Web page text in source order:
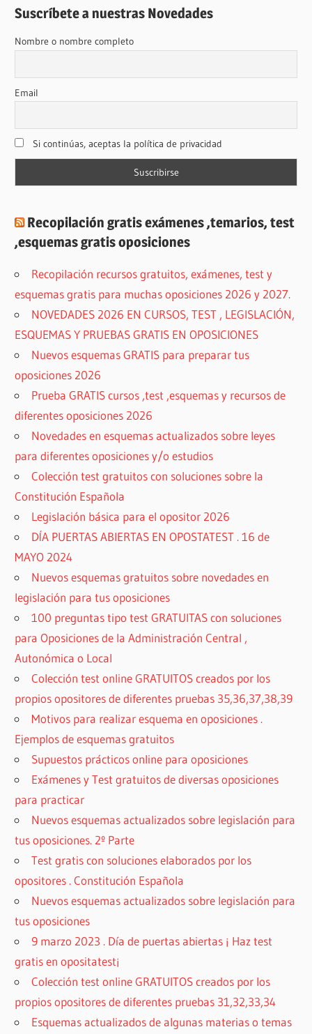
Suscríbete a nuestras Novedades
Nombre o nombre completo
Email
Si continúas, aceptas la política de privacidad
Recopilación gratis exámenes ,temarios, test
,esquemas gratis oposiciones
Recopilación recursos gratuitos, exámenes, test y
esquemas gratis para muchas oposiciones 2026 y 2027.
NOVEDADES 2026 EN CURSOS, TEST , LEGISLACIÓN,
ESQUEMAS Y PRUEBAS GRATIS EN OPOSICIONES
Nuevos esquemas GRATIS para preparar tus
oposiciones 2026
Prueba GRATIS cursos ,test ,esquemas y recursos de
diferentes oposiciones 2026
Novedades en esquemas actualizados sobre leyes
para diferentes oposiciones y/o estudios
Colección test gratuitos con soluciones sobre la
Constitución Española
Legislación básica para el opositor 2026
DÍA PUERTAS ABIERTAS EN OPOSTATEST . 16 de
MAYO 2024
Nuevos esquemas gratuitos sobre novedades en
legislación para tus oposiciones
100 preguntas tipo test GRATUITAS con soluciones
para Oposiciones de la Administración Central ,
Autonómica o Local
Colección test online GRATUITOS creados por los
propios opositores de diferentes pruebas 35,36,37,38,39
Motivos para realizar esquema en oposiciones .
Ejemplos de esquemas gratuitos
Supuestos prácticos online para oposiciones
Exámenes y Test gratuitos de diversas oposiciones
para practicar
Nuevos esquemas actualizados sobre legislación para
tus oposiciones. 2º Parte
Test gratis con soluciones elaborados por los
opositores . Constitución Española
Nuevos esquemas actualizados sobre legislación para
tus oposiciones
9 marzo 2023 . Día de puertas abiertas ¡ Haz test
gratis en opositatest¡
Colección test online GRATUITOS creados por los
propios opositores de diferentes pruebas 31,32,33,34
Esquemas actualizados de algunas materias o temas